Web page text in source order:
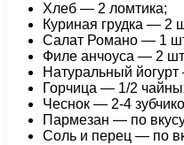
Хлеб — 2 ломтика;
Куриная грудка — 2
Салат Романо — 1
Филе анчоуса — 2
Натуральный
Горчица — 1/2
Чеснок — 2-4
Пармезан — по
Соль и перец — по